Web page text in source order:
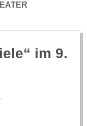
im 9.
,